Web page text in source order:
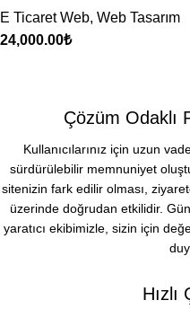
E Ticaret Web, Web Tasarım
24,000.00₺
Çözüm Odaklı
Kullanıcılarınız için uzun
sürdürülebilir memnuniyet
sitenizin fark edilir olması,
üzerinde doğrudan etkilidir.
yaratıcı ekibimizle, sizin için
Hızlı